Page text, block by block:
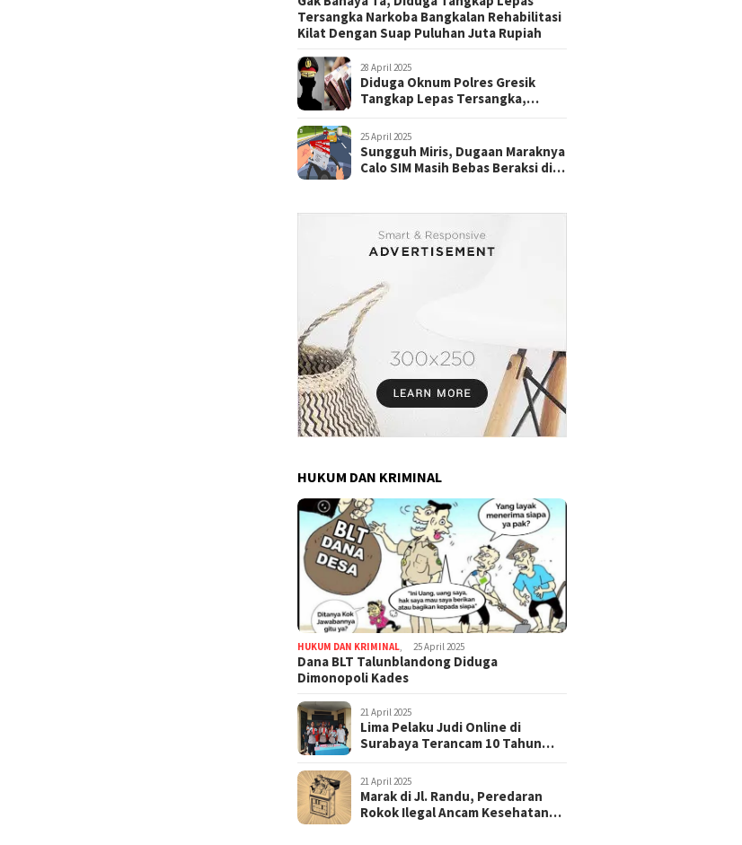
Tersangka Narkoba Bangkalan Rehabilitasi
Kilat Dengan Suap Puluhan Juta Rupiah
28 April 2025
Diduga Oknum Polres Gresik
Tangkap Lepas Tersangka,
25 April 2025
Sungguh Miris, Dugaan Maraknya
Calo SIM Masih Bebas Beraksi di
HUKUM DAN KRIMINAL
HUKUM DAN KRIMINAL 25 April 2025
Dana BLT Talunblandong Diduga
Dimonopoli Kades
21 April 2025
Lima Pelaku Judi Online di
Surabaya Terancam 10 Tahun
21 April 2025
Marak di Jl. Randu, Peredaran
Rokok Ilegal Ancam Kesehatan